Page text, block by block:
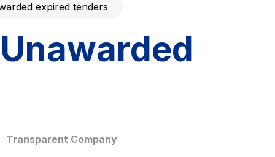
Valle
Società Autostrada Tirrenica
expired tenders
Unawarded
Transparent Company